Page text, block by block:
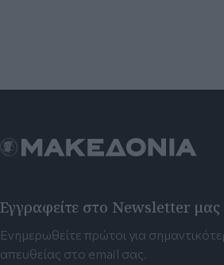
Εγγραφείτε στο Newsletter μας
Ενημερωθείτε πρώτοι για
απευθείας στο email σας.